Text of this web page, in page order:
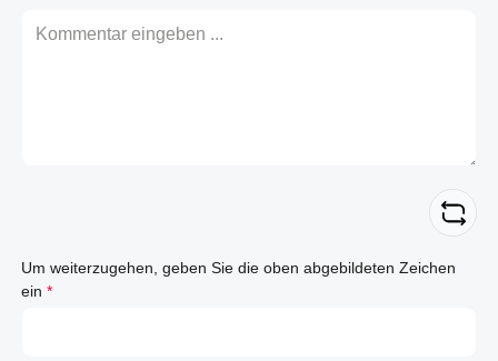
Um weiterzugehen, geben Sie die oben abgebildeten Zeichen
ein *